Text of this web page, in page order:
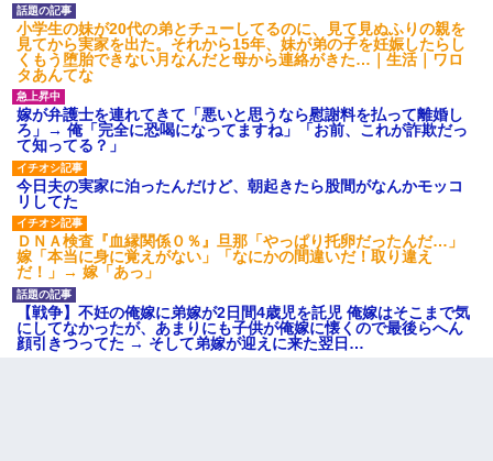
小学生の妹が20代の弟とチューしてるのに、見て見ぬふりの親を
見てから実家を出た。それから15年、妹が弟の子を妊娠したらし
くもう堕胎できない月なんだと母から連絡がきた…｜生活｜ワロ
タあんてな
嫁が弁護士を連れてきて「悪いと思うなら慰謝料を払って離婚し
ろ」→ 俺「完全に恐喝になってますね」「お前、これが詐欺だっ
て知ってる？」
今日夫の実家に泊ったんだけど、朝起きたら股間がなんかモッコ
リしてた
ＤＮＡ検査『血縁関係０％』旦那「やっぱり托卵だったんだ…」
嫁「本当に身に覚えがない」「なにかの間違いだ！取り違え
だ！」→ 嫁「あっ」
【戦争】不妊の俺嫁に弟嫁が2日間4歳児を託児 俺嫁はそこまで気
にしてなかったが、あまりにも子供が俺嫁に懐くので最後らへん
顔引きつってた → そして弟嫁が迎えに来た翌日…